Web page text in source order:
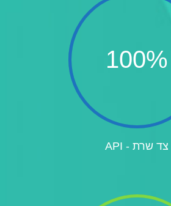
100%
צד שרת - API